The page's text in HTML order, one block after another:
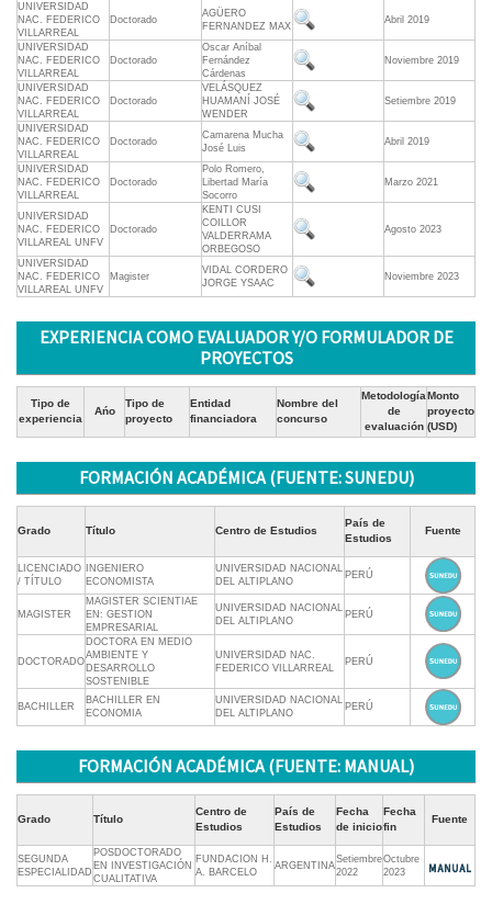
UNIVERSIDAD
NAC. FEDERICO
VILLARREAL
Doctorado
AGÜERO
FERNANDEZ MAX
Abril 2019
UNIVERSIDAD
NAC. FEDERICO
VILLARREAL
Doctorado
Oscar Aníbal
Fernández
Cárdenas
Noviembre 2019
UNIVERSIDAD
NAC. FEDERICO
VILLARREAL
Doctorado
VELÁSQUEZ
HUAMANÍ JOSÉ
WENDER
Setiembre 2019
UNIVERSIDAD
NAC. FEDERICO
VILLARREAL
Doctorado
Camarena Mucha
José Luis
Abril 2019
UNIVERSIDAD
NAC. FEDERICO
VILLARREAL
Doctorado
Polo Romero,
Libertad María
Socorro
Marzo 2021
UNIVERSIDAD
NAC. FEDERICO
VILLAREAL UNFV
Doctorado
KENTI CUSI
COILLOR
VALDERRAMA
ORBEGOSO
Agosto 2023
UNIVERSIDAD
NAC. FEDERICO
VILLAREAL UNFV
Magister
VIDAL CORDERO
JORGE YSAAC
Noviembre 2023
EXPERIENCIA COMO EVALUADOR Y/O FORMULADOR DE
PROYECTOS
Tipo de
experiencia
Ańo
Tipo de
proyecto
Entidad
financiadora
Nombre del
concurso
Metodología
de
evaluación
Monto
proyecto
(USD)
FORMACIÓN ACADÉMICA (FUENTE: SUNEDU)
Grado Título Centro de Estudios
País de
Estudios
Fuente
LICENCIADO
/ TÍTULO
INGENIERO
ECONOMISTA
UNIVERSIDAD NACIONAL
DEL ALTIPLANO
PERÚ
MAGISTER
MAGISTER SCIENTIAE
EN: GESTION
EMPRESARIAL
UNIVERSIDAD NACIONAL
DEL ALTIPLANO
PERÚ
DOCTORADO
DOCTORA EN MEDIO
AMBIENTE Y
DESARROLLO
SOSTENIBLE
UNIVERSIDAD NAC.
FEDERICO VILLARREAL
PERÚ
BACHILLER
BACHILLER EN
ECONOMIA
UNIVERSIDAD NACIONAL
DEL ALTIPLANO
PERÚ
FORMACIÓN ACADÉMICA (FUENTE: MANUAL)
Grado Título
Centro de
Estudios
País de
Estudios
Fecha
de inicio
Fecha
fin
Fuente
SEGUNDA
ESPECIALIDAD
POSDOCTORADO
EN INVESTIGACIÓN
CUALITATIVA
FUNDACION H.
A. BARCELO
ARGENTINA
Setiembre
2022
Octubre
2023